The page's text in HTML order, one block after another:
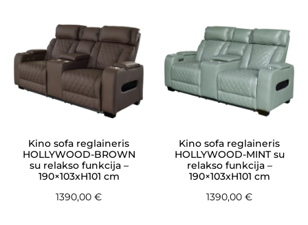
Kino sofa reglaineris
HOLLYWOOD-BROWN
su relakso funkcija –
190×103xH101 cm
1390,00 €
Kino sofa reglaineris
HOLLYWOOD-MINT su
relakso funkcija –
190×103xH101 cm
1390,00 €